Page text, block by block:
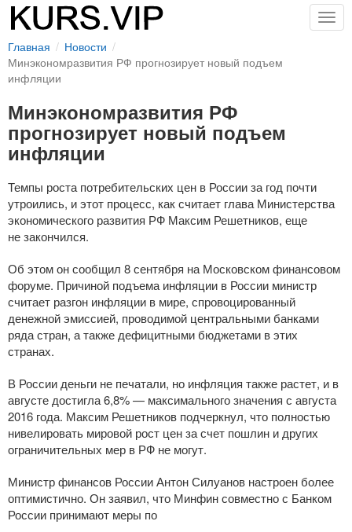
Главная
Новости
Минэкономразвития РФ прогнозирует новый подъем
инфляции
Минэкономразвития РФ
прогнозирует новый подъем
инфляции
Темпы роста потребительских цен в России за год почти
утроились, и этот процесс, как считает глава Министерства
экономического развития РФ Максим Решетников, еще
не закончился.
Об этом он сообщил 8 сентября на Московском финансовом
форуме. Причиной подъема инфляции в России министр
считает разгон инфляции в мире, спровоцированный
денежной эмиссией, проводимой центральными банками
ряда стран, а также дефицитными бюджетами в этих
странах.
В России деньги не печатали, но инфляция также растет, и в
августе достигла 6,8% — максимального значения с августа
2016 года. Максим Решетников подчеркнул, что полностью
нивелировать мировой рост цен за счет пошлин и других
ограничительных мер в РФ не могут.
Министр финансов России Антон Силуанов настроен более
оптимистично. Он заявил, что Минфин совместно с Банком
России принимают меры по